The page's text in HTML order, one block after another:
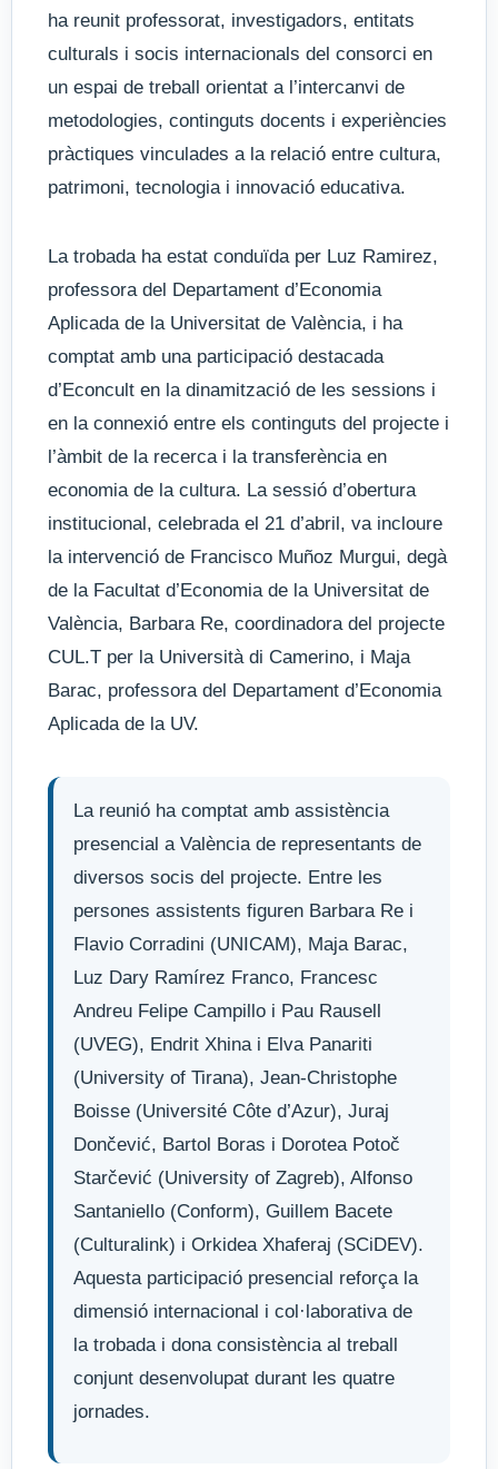
ha reunit professorat, investigadors, entitats
culturals i socis internacionals del consorci en
un espai de treball orientat a l’intercanvi de
metodologies, continguts docents i experiències
pràctiques vinculades a la relació entre cultura,
patrimoni, tecnologia i innovació educativa.
La trobada ha estat conduïda per Luz Ramirez,
professora del Departament d’Economia
Aplicada de la Universitat de València, i ha
comptat amb una participació destacada
d’Econcult en la dinamització de les sessions i
en la connexió entre els continguts del projecte i
l’àmbit de la recerca i la transferència en
economia de la cultura. La sessió d’obertura
institucional, celebrada el 21 d’abril, va incloure
la intervenció de Francisco Muñoz Murgui, degà
de la Facultat d’Economia de la Universitat de
València, Barbara Re, coordinadora del projecte
CUL.T per la Università di Camerino, i Maja
Barac, professora del Departament d’Economia
Aplicada de la UV.
La reunió ha comptat amb assistència
presencial a València de representants de
diversos socis del projecte. Entre les
persones assistents figuren Barbara Re i
Flavio Corradini (UNICAM), Maja Barac,
Luz Dary Ramírez Franco, Francesc
Andreu Felipe Campillo i Pau Rausell
(UVEG), Endrit Xhina i Elva Panariti
(University of Tirana), Jean-Christophe
Boisse (Université Côte d’Azur), Juraj
Dončević, Bartol Boras i Dorotea Potoč
Starčević (University of Zagreb), Alfonso
Santaniello (Conform), Guillem Bacete
(Culturalink) i Orkidea Xhaferaj (SCiDEV).
Aquesta participació presencial reforça la
dimensió internacional i col·laborativa de
la trobada i dona consistència al treball
conjunt desenvolupat durant les quatre
jornades.